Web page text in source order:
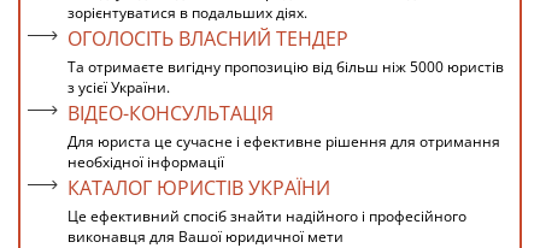
зорієнтуватися в подальших діях.
ОГОЛОСІТЬ ВЛАСНИЙ ТЕНДЕР
Та отримаєте вигідну пропозицію від більш ніж 5000 юристів
з усієї України.
ВІДЕО-КОНСУЛЬТАЦІЯ
Для юриста це сучасне і ефективне рішення для отримання
необхідної інформації
КАТАЛОГ ЮРИСТІВ УКРАЇНИ
Це ефективний спосіб знайти надійного і професійного
виконавця для Вашої юридичної мети